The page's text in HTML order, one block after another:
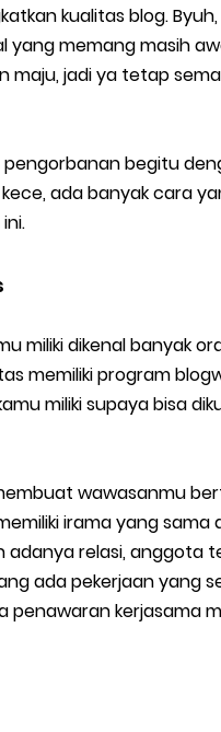
kualitas blog.
yang memang masih
maju, jadi ya tetap
begitu
ada banyak cara
miliki dikenal banyak
memiliki program
miliki supaya bisa
wawasanmu
irama yang sama
adanya relasi, anggota
ada pekerjaan yang
kerjasama